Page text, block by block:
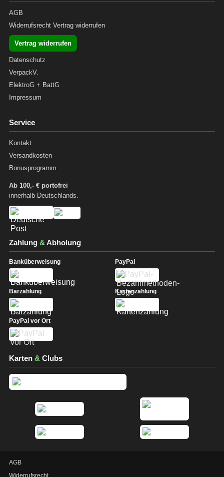
AGB
Widerrufsrecht Vertrag widerrufen
Vertrag widerrufen
Datenschutz
VerpackV.
ElektroG + BattG
Impressum
Service
Kontakt
Versandkosten
Bonusprogramm
Ab 100,- € portofrei
innerhalb Deutschlands.
Zahlung &Abholung
Banküberweisung PayPal
Barzahlung Kartenzahlung
PayPal vor Ort
Karten & Clubs
AGB
Widerrufsrecht